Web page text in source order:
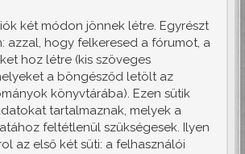
két módon jönnek létre. Egyrészt
azzal, hogy felkeresed a fórumot, a
hoz létre (kis szöveges
a böngésződ letölt az
könyvtárába). Ezen sütik
tartalmaznak, melyek a
feltétlenül szükségesek. Ilyen
az első két süti: a felhasználói